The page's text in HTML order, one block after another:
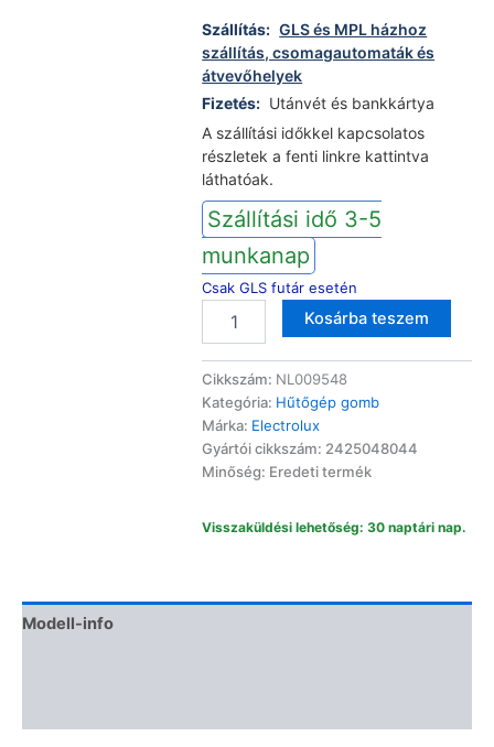
Szállítás: GLS és MPL házhoz
szállítás, csomagautomaták és
átvevőhelyek
Fizetés: Utánvét és bankkártya
A szállítási időkkel kapcsolatos
részletek a fenti linkre kattintva
láthatóak.
Szállítási idő 3-5
munkanap
Csak GLS futár esetén
hűtőgép
gomb
2425048044
mennyiség
Kosárba teszem
Cikkszám: NL009548
Kategória: Hűtőgép gomb
Márka: Electrolux
Gyártói cikkszám: 2425048044
Minőség: Eredeti termék
Visszaküldési lehetőség: 30 naptári nap.
Modell-info